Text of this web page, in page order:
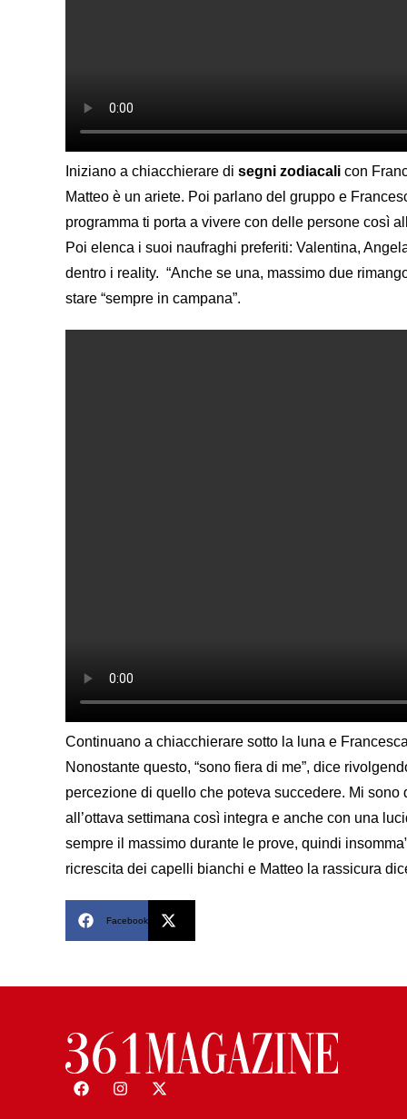
Iniziano a chiacchierare di segni zodiacali con
Matteo è un ariete. Poi parlano del gruppo e
programma ti porta a vivere con delle persone così
Poi elenca i suoi naufraghi preferiti: Valentina,
dentro i reality. “Anche se una, massimo due
stare “sempre in campana”.
Continuano a chiacchierare sotto la luna e
Nonostante questo, “sono fiera di me”, dice
percezione di quello che poteva succedere. Mi
all’ottava settimana così integra e anche con una
sempre il massimo durante le prove, quindi
ricrescita dei capelli bianchi e Matteo la rassicura
Facebook